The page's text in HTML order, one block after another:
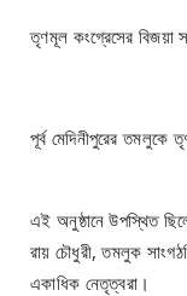
তৃণমূল কংগ্রেসের বিজয়া
পূর্ব মেদিনীপুরের তমলুকে
এই অনুষ্ঠানে উপস্থিত
রায় চৌধুরী, তমলুক
একাধিক নেতৃত্বরা।